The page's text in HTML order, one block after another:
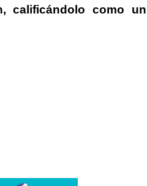
calificándolo como un